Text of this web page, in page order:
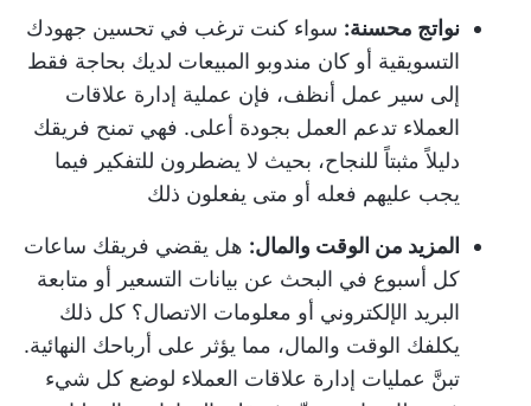
نواتج محسنة: سواء كنت ترغب في تحسين جهودك
التسويقية أو كان مندوبو المبيعات لديك بحاجة فقط
إلى سير عمل أنظف، فإن عملية إدارة علاقات
العملاء تدعم العمل بجودة أعلى. فهي تمنح فريقك
دليلاً مثبتاً للنجاح، بحيث لا يضطرون للتفكير فيما
يجب عليهم فعله أو متى يفعلون ذلك
المزيد من الوقت والمال: هل يقضي فريقك ساعات
كل أسبوع في البحث عن بيانات التسعير أو متابعة
البريد الإلكتروني أو معلومات الاتصال؟ كل ذلك
يكلفك الوقت والمال، مما يؤثر على أرباحك النهائية.
تبنَّ عمليات إدارة علاقات العملاء لوضع كل شيء